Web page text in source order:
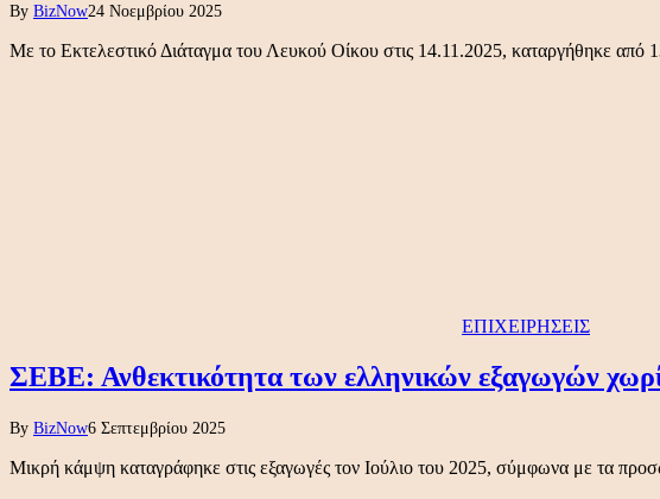
By BizNow24 Νοεμβρίου 2025
Με το Εκτελεστικό Διάταγμα του Λευκού Οίκου στις 14.11.2025, καταργήθηκε
ΕΠΙΧΕΙΡΗΣΕΙΣ
ΣΕΒΕ: Ανθεκτικότητα των ελληνικών εξαγωγών
By BizNow6 Σεπτεμβρίου 2025
Μικρή κάμψη καταγράφηκε στις εξαγωγές τον Ιούλιο του 2025, σύμφωνα με τα